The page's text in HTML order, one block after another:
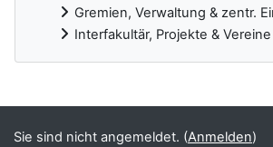
Gremien, Verwaltung & zentr.
Interfakultär, Projekte & Vereine
Ergänzungsblöcke
Sie sind nicht angemeldet. (Anmelden)